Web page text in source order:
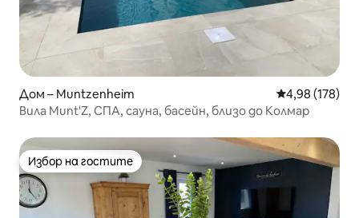
Дом – Muntzenheim Средна
4,98 (178)
Вила Munt'Z, СПА, сауна, басейн, близо до Колмар
Избор на гостите
Избор на гостите